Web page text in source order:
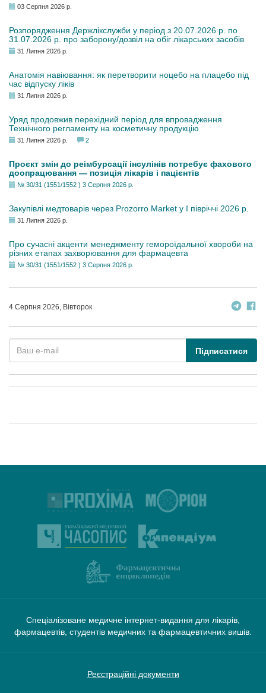
03 Серпня 2026 р.
Розпорядження Держлікслужби у період з 20.07.2026 р. по
31.07.2026 р. про заборону/дозвіл на обіг лікарських засобів
31 Липня 2026 р.
Анатомія навіювання: як перетворити ноцебо на плацебо під
час відпуску ліків
31 Липня 2026 р.
Уряд продовжив перехідний період для впровадження
Технічного регламенту на косметичну продукцію
31 Липня 2026 р. 2
Проєкт змін до реімбурсації інсулінів потребує фахового
доопрацювання — позиція лікарів і пацієнтів
№ 30/31 (1551/1552 ) 3 Серпня 2026 р.
Закупівлі медтоварів через Prozorro Market у I півріччі 2026 р.
31 Липня 2026 р.
Про сучасні акценти менеджменту гемороїдальної хвороби на
різних етапах захворювання для фармацевта
№ 30/31 (1551/1552 ) 3 Серпня 2026 р.
4 Серпня 2026, Вівторок
Підписатися
Спеціалізоване медичне інтернет-видання для лікарів,
фармацевтів, студентів медичних та фармацевтичних вишів.
Реєстраційні документи